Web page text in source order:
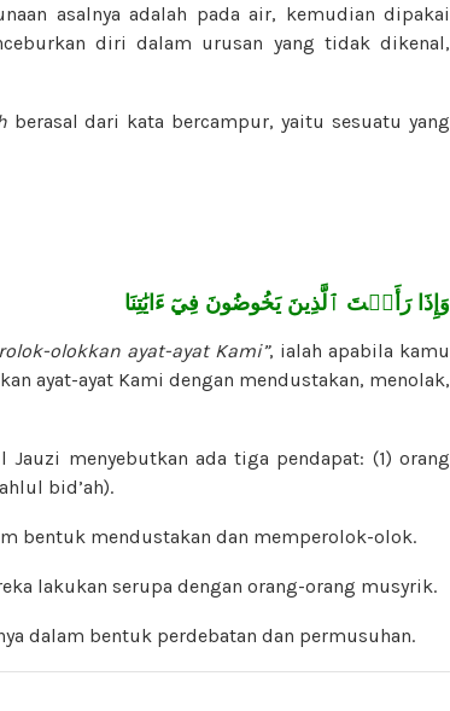
asalnya adalah pada air, kemudian dipakai
diri dalam urusan yang tidak dikenal,
berasal dari kata bercampur, yaitu sesuatu yang
وَإِذَا رَأَيۡتَ ٱلَّذِينَ يَخُوضُونَ فِيٓ ءَايَٰتِنَا
olokkan ayat-ayat Kami”, ialah apabila kamu
ayat-ayat Kami dengan mendustakan, menolak,
menyebutkan ada tiga pendapat: (1) orang
bid’ah).
bentuk mendustakan dan memperolok-olok.
lakukan serupa dengan orang-orang musyrik.
dalam bentuk perdebatan dan permusuhan.